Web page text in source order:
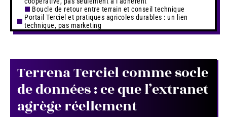
Boucle de retour entre terrain et conseil technique
Portail Terciel et pratiques agricoles durables : un lien
technique, pas marketing
Terrena Terciel comme socle
de données : ce que l’extranet
agrège réellement